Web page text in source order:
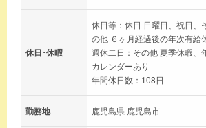
休日･休暇
休日等：休日 日曜日、祝日、
の他 ６ヶ月経過後の年次有給
週休二日：その他 夏季休暇、
カレンダーあり
年間休日数：108日
勤務地 鹿児島県 鹿児島市